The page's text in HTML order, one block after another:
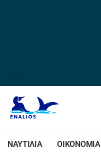
ΝΑΥΤΙΛΙΑ ΟΙΚΟΝΟΜΙΑ